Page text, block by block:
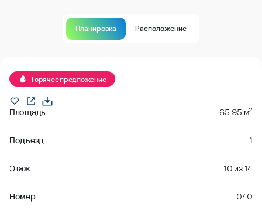
Планировка Расположение
Горячее предложение
Площадь 65.95 м2
Подъезд 1
Этаж 10 из14
Номер 040